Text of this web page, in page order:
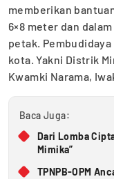
memberikan
6×8 meter dan
petak.
kota. Yakni Distrik
Kwamki Narama,
Baca Juga:
Dari Lomba
Mimika”
TPNPB-OPM